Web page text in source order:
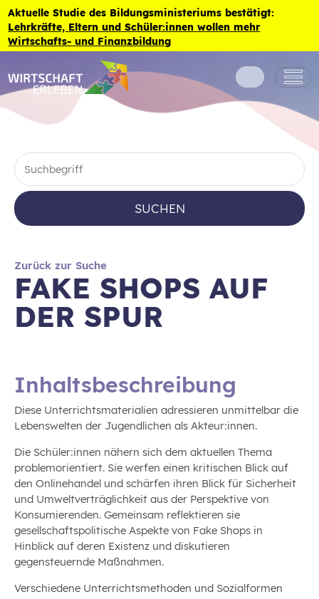
Zum Inhalt der Seite springen
Aktuelle Studie des Bildungsministeriums bestätigt:
Lehrkräfte, Eltern und Schüler:innen wollen mehr
Wirtschafts- und Finanzbildung
SUCHEN
Zurück zur Suche
FAKE SHOPS AUF
DER SPUR
Inhaltsbeschreibung
Diese Unterrichtsmaterialien adressieren unmittelbar die
Lebenswelten der Jugendlichen als Akteur:innen.
Die Schüler:innen nähern sich dem aktuellen Thema
problemorientiert. Sie werfen einen kritischen Blick auf
den Onlinehandel und schärfen ihren Blick für Sicherheit
und Umweltverträglichkeit aus der Perspektive von
Konsumierenden. Gemeinsam reflektieren sie
gesellschaftspolitische Aspekte von Fake Shops in
Hinblick auf deren Existenz und diskutieren
gegensteuernde Maßnahmen.
Verschiedene Unterrichtsmethoden und Sozialformen